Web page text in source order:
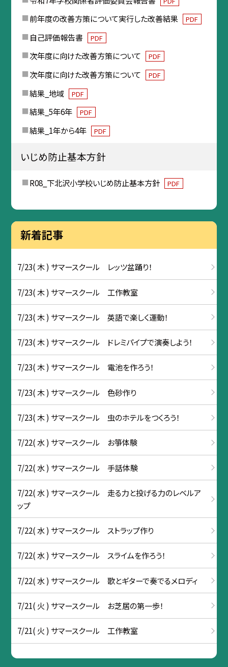
前年度の改善方策について実行した改善結果 PDF
自己評価報告書 PDF
次年度に向けた改善方策について PDF
次年度に向けた改善方策について PDF
結果_地域 PDF
結果_5年6年 PDF
結果_1年から4年 PDF
いじめ防止基本方針
R08_下北沢小学校いじめ防止基本方針 PDF
新着記事
7/23( 木 ) サマースクール レッツ盆踊り！
7/23( 木 ) サマースクール 工作教室
7/23( 木 ) サマースクール 英語で楽しく運動！
7/23( 木 ) サマースクール ドレミパイプで演奏しよう！
7/23( 木 ) サマースクール 電池を作ろう！
7/23( 木 ) サマースクール 色砂作り
7/23( 木 ) サマースクール 虫のホテルをつくろう！
7/22( 水 ) サマースクール お箏体験
7/22( 水 ) サマースクール 手話体験
7/22( 水 ) サマースクール 走る力と投げる力のレベルア
ップ
7/22( 水 ) サマースクール ストラップ作り
7/22( 水 ) サマースクール スライムを作ろう！
7/22( 水 ) サマースクール 歌とギターで奏でるメロディ
7/21( 火 ) サマースクール お芝居の第一歩！
7/21( 火 ) サマースクール 工作教室